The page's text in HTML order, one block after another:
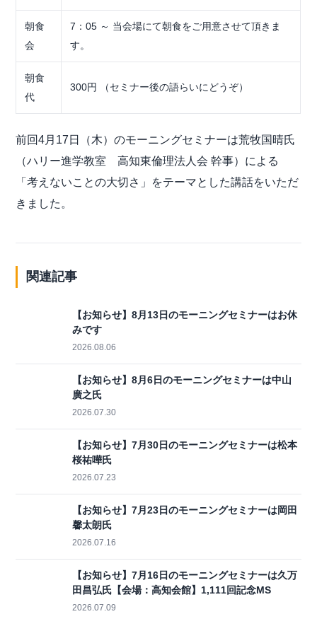
朝食
会
7：05 ～ 当会場にて朝食をご用意させて頂きま
す。
朝食
代
300円 （セミナー後の語らいにどうぞ）
前回4月17日（木）のモーニングセミナーは荒牧国晴氏
（ハリー進学教室 ⾼知東倫理法⼈会 幹事）による
「考えないことの⼤切さ」をテーマとした講話をいただ
きました。
関連記事
【お知らせ】8月13日のモーニングセミナーはお休
みです
2026.08.06
【お知らせ】8月6日のモーニングセミナーは中山
廣之氏
2026.07.30
【お知らせ】7月30日のモーニングセミナーは松本
桜祐嘩氏
2026.07.23
【お知らせ】7月23日のモーニングセミナーは岡⽥
馨太朗氏
2026.07.16
【お知らせ】7月16日のモーニングセミナーは久万
田昌弘氏【会場：高知会館】1,111回記念MS
2026.07.09